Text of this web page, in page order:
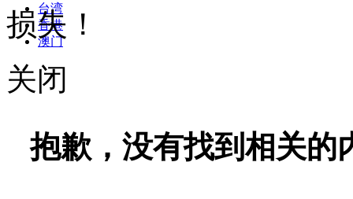
台湾
香港
澳门
损失！
关闭
抱歉，没有找到相关的